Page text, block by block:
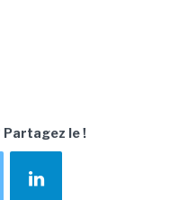
Partagez le !